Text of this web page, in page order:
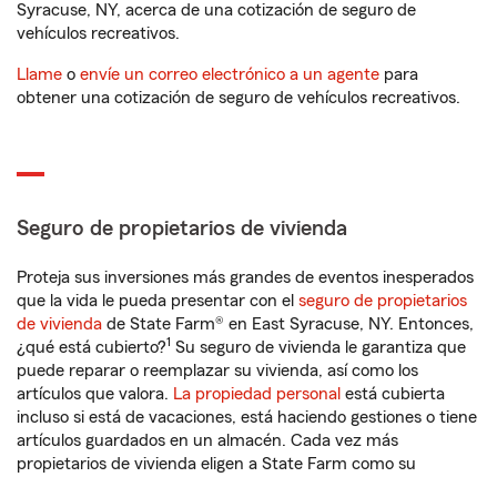
Syracuse, NY, acerca de una cotización de seguro de
vehículos recreativos.
Llame o envíe un correo electrónico a un agente para
obtener una cotización de seguro de vehículos recreativos.
Seguro de propietarios de vivienda
Proteja sus inversiones más grandes de eventos inesperados
que la vida le pueda presentar con el seguro de propietarios
de vivienda de State Farm® en East Syracuse, NY. Entonces,
¿qué está cubierto?1 Su seguro de vivienda le garantiza que
puede reparar o reemplazar su vivienda, así como los
artículos que valora. La propiedad personal está cubierta
incluso si está de vacaciones, está haciendo gestiones o tiene
artículos guardados en un almacén. Cada vez más
propietarios de vivienda eligen a State Farm como su